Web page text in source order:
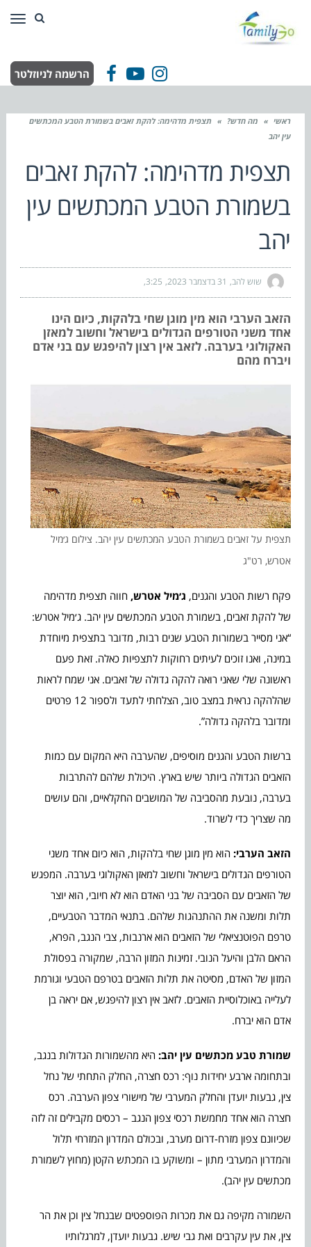
Facebook
YouTube
Instagram הרשמה לניוזלטר
ראשי » מה חדש? » תצפית מדהימה: להקת זאבים בשמורת הטבע המכתשים
עין יהב
תצפית מדהימה: להקת זאבים
בשמורת הטבע המכתשים עין
יהב
שוש להב 31 בדצמבר 2023 3:25
הזאב הערבי הוא מין מוגן שחי בלהקות, כיום הינו
אחד משני הטורפים הגדולים בישראל וחשוב למאזן
האקולוגי בערבה. לזאב אין רצון להיפגש עם בני אדם
ויברח מהם
תצפית על זאבים בשמורת הטבע המכתשים עין יהב. צילום ג׳מיל
אטרש, רט"ג
פקח רשות הטבע והגנים, ג׳מיל אטרש, חווה תצפית מדהימה
של להקת זאבים, בשמורת הטבע המכתשים עין יהב. ג׳מיל אטרש:
“אני מסייר בשמורות הטבע שנים רבות, מדובר בתצפית מיוחדת
במינה, ואנו זוכים לעיתים רחוקות לתצפיות כאלה. זאת פעם
ראשונה שלי שאני רואה להקה גדולה של זאבים. אני שמח לראות
שהלהקה נראית במצב טוב, הצלחתי לתעד ולספור 12 פרטים
ומדובר בלהקה גדולה”.
ברשות הטבע והגנים מוסיפים, שהערבה היא המקום עם כמות
הזאבים הגדולה ביותר שיש בארץ. היכולת שלהם להתרבות
בערבה, נובעת מהסביבה של המושבים החקלאיים, והם עושים
מה שצריך כדי לשרוד.
הזאב הערבי: הוא מין מוגן שחי בלהקות, הוא כיום אחד משני
הטורפים הגדולים בישראל וחשוב למאזן האקולוגי בערבה. המפגש
של הזאבים עם הסביבה של בני האדם הוא לא חיובי, הוא יוצר
תלות ומשנה את ההתנהגות שלהם. בתנאי המדבר הטבעיים,
טרפם הפוטנציאלי של הזאבים הוא ארנבות, צבי הנגב, הפרא,
הראם הלבן והיעל הנובי. זמינות המזון הרבה, שמקורה בפסולת
המזון של האדם, מסיטה את תלות הזאבים בטרפם הטבעי וגורמת
לעלייה באוכלוסיית הזאבים. לזאב אין רצון להיפגש, אם יראה בן
אדם הוא יברח.
שמורת טבע מכתשים עין יהב: היא מהשמורות הגדולות בנגב,
ובתחומה ארבע יחידות נוף: רכס חצרה, החלק התחתי של נחל
צין, גבעות יועדן והחלק המערבי של מישורי צפון הערבה. רכס
חצרה הוא אחד מחמשת רכסי צפון הנגב – רכסים מקבילים זה לזה
שכיוונם צפון מזרח-דרום מערב, ובכולם המדרון המזרחי תלול
והמדרון המערבי מתון – ומשוקע בו המכתש הקטן (מחוץ לשמורת
מכתשים עין יהב).
השמורה מקיפה גם את מכרות הפוספטים שבנחל צין וכן את הר
צין, את עין עקרבים ואת גבי שיש. גבעות יועדן, למרגלותיו